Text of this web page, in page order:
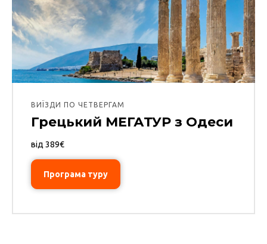
ВИЇЗДИ ПО ЧЕТВЕРГАМ
Грецький МЕГАТУР з Одеси
від 389€
Програма туру